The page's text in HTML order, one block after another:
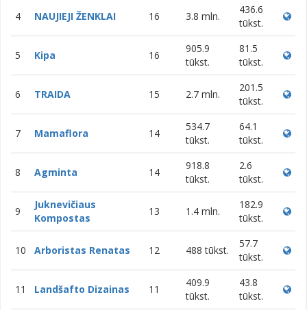
4 NAUJIEJI ŽENKLAI 16 3.8 mln.
436.6
tūkst.
5 Kipa 16
905.9
tūkst.
81.5
tūkst.
6 TRAIDA 15 2.7 mln.
201.5
tūkst.
7 Mamaflora 14
534.7
tūkst.
64.1
tūkst.
8 Agminta 14
918.8
tūkst.
2.6
tūkst.
9
Juknevičiaus
Kompostas
13 1.4 mln.
182.9
tūkst.
10 Arboristas Renatas 12 488 tūkst.
57.7
tūkst.
11 Landšafto Dizainas 11
409.9
tūkst.
43.8
tūkst.